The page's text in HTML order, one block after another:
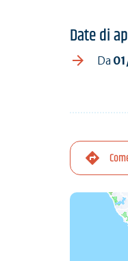
Date di
Da